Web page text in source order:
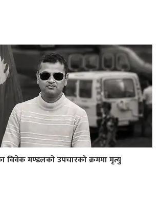
विवेक मण्डलको उपचारको क्रममा मृत्यु